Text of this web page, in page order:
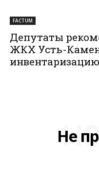
FACTUM
Депутаты
ЖКХ Усть-
Не